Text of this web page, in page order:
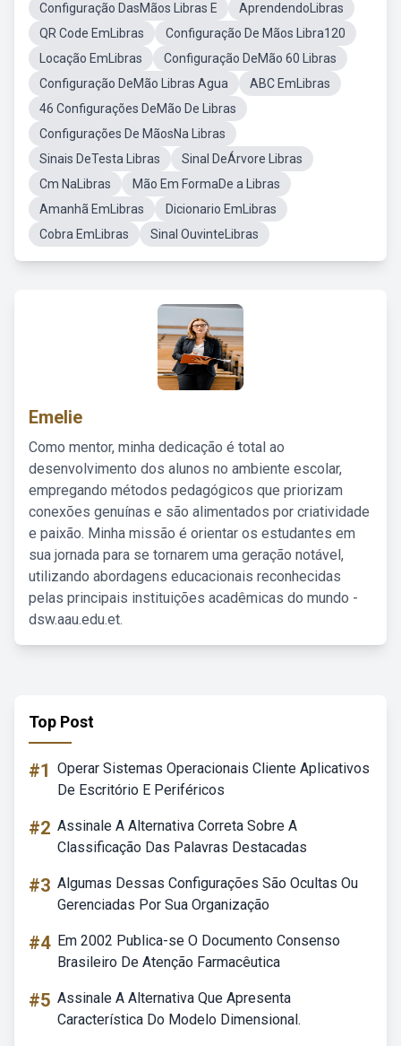
Configuração DasMãos Libras E
AprendendoLibras
QR Code EmLibras
Configuração De Mãos Libra120
Locação EmLibras
Configuração DeMão 60 Libras
Configuração DeMão Libras Agua
ABC EmLibras
46 Configurações DeMão De Libras
Configurações De MãosNa Libras
Sinais DeTesta Libras
Sinal DeÁrvore Libras
Cm NaLibras
Mão Em FormaDe a Libras
Amanhã EmLibras
Dicionario EmLibras
Cobra EmLibras
Sinal OuvinteLibras
Emelie
Como mentor, minha dedicação é total ao
desenvolvimento dos alunos no ambiente escolar,
empregando métodos pedagógicos que priorizam
conexões genuínas e são alimentados por criatividade
e paixão. Minha missão é orientar os estudantes em
sua jornada para se tornarem uma geração notável,
utilizando abordagens educacionais reconhecidas
pelas principais instituições acadêmicas do mundo -
dsw.aau.edu.et.
Top Post
#1 Operar Sistemas Operacionais Cliente Aplicativos
De Escritório E Periféricos
#2 Assinale A Alternativa Correta Sobre A
Classificação Das Palavras Destacadas
#3 Algumas Dessas Configurações São Ocultas Ou
Gerenciadas Por Sua Organização
#4 Em 2002 Publica-se O Documento Consenso
Brasileiro De Atenção Farmacêutica
#5 Assinale A Alternativa Que Apresenta
Característica Do Modelo Dimensional.